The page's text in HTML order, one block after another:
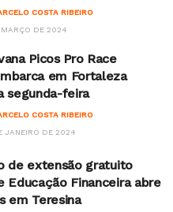
COSTA RIBEIRO
DE 2024
Picos Pro Race
em Fortaleza
segunda-feira
COSTA RIBEIRO
JANEIRO DE 2024
de extensão gratuito
Educação Financeira abre
em Teresina